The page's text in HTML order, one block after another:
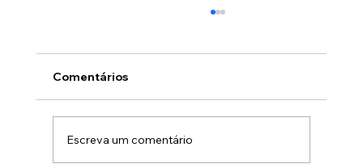
Comentários
Escreva um comentário